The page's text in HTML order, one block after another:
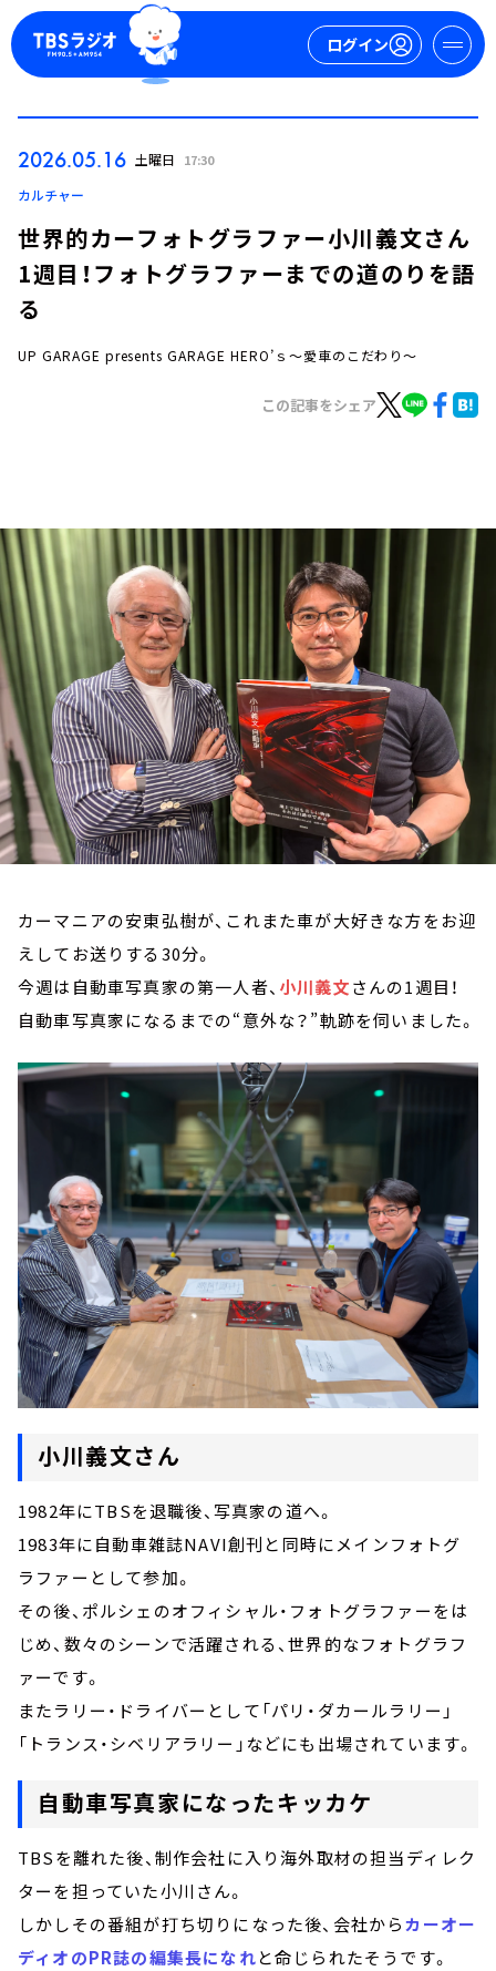
ログイン
イベント・グッズ
YouTube
会社情報
2026.05.16 土曜日 17:30
カルチャー
世界的カーフォトグラファー小川義文さん
1週目！フォトグラファーまでの道のりを語
る
UP GARAGE presents GARAGE HERO’ｓ～愛車のこだわり～
この記事をシェア
カーマニアの安東弘樹が、これまた車が大好きな方をお迎
えしてお送りする30分。
今週は自動車写真家の第一人者、 小川義文さんの1週目！
自動車写真家になるまでの“意外な？”軌跡を伺いました。
小川義文さん
1982年にTBSを退職後、写真家の道へ。
1983年に自動車雑誌NAVI創刊と同時にメインフォトグ
ラファーとして参加。
その後、ポルシェのオフィシャル・フォトグラファーをは
じめ、数々のシーンで活躍される、世界的なフォトグラフ
ァーです。
またラリー・ドライバーとして「パリ・ダカールラリー」
「トランス・シベリアラリー」などにも出場されています。
自動車写真家になったキッカケ
TBSを離れた後、制作会社に入り海外取材の担当ディレク
ターを担っていた小川さん。
しかしその番組が打ち切りになった後、会社からカーオー
ディオのPR誌の編集長になれと命じられたそうです。